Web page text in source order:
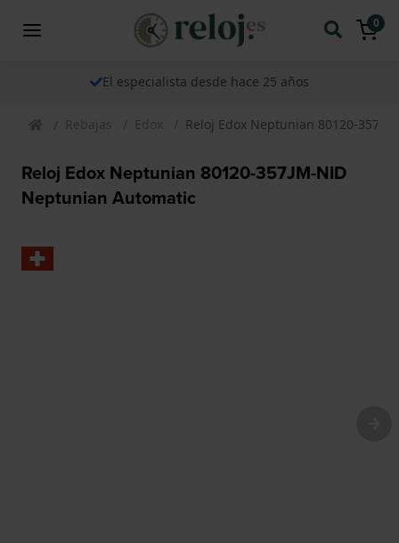
0
El especialista desde hace 25 años
Rebajas Edox Reloj Edox Neptunian 80120-
Reloj Edox Neptunian 80120-357JM-NID
Neptunian Automatic